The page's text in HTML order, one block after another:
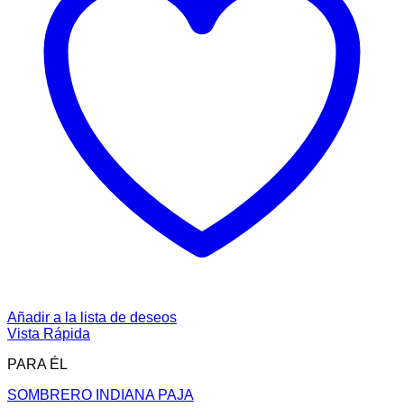
Añadir a la lista de deseos
Vista Rápida
PARA ÉL
SOMBRERO INDIANA PAJA